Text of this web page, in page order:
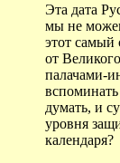
Эта дата
мы не
этот самый
от
палачами-
думать, и
уровня
календаря?